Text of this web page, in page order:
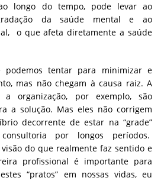
longo do tempo, pode levar ao
da saúde mental e ao
o que afeta diretamente a saúde
podemos tentar para minimizar e
mas não chegam à causa raiz. A
organização, por exemplo, são
a solução. Mas eles não corrigem
decorrente de estar na “grade”
por longos períodos.
do que realmente faz sentido e
profissional é importante para
“pratos” em nossas vidas, eu